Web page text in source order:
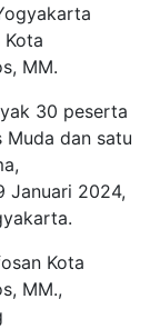
MM.
30 peserta
dan satu
Januari 2024,
Kota
MM.,